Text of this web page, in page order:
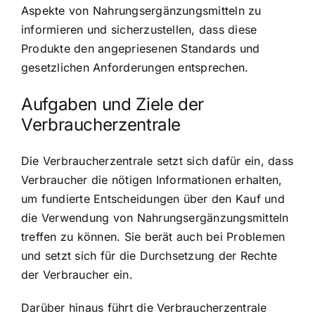
Aspekte von Nahrungsergänzungsmitteln zu
informieren und sicherzustellen, dass diese
Produkte den angepriesenen Standards und
gesetzlichen Anforderungen entsprechen.
Aufgaben und Ziele der
Verbraucherzentrale
Die Verbraucherzentrale setzt sich dafür ein, dass
Verbraucher die nötigen Informationen erhalten,
um fundierte Entscheidungen über den Kauf und
die Verwendung von Nahrungsergänzungsmitteln
treffen zu können. Sie berät auch bei Problemen
und setzt sich für die Durchsetzung der Rechte
der Verbraucher ein.
Darüber hinaus führt die Verbraucherzentrale